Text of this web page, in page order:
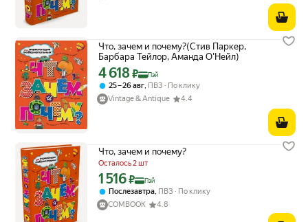
Что, зачем и почему?(Стив Паркер,
Барбара Тейлор, Аманда О'Нейл)
Цена с картой Яндекс Пэй 4618 ₽ вместо
4 618₽ Пэй
25 – 26 авг, ПВЗ
По клику
Vintage & Antique
4.4
Что, зачем и почему?
Осталось 2 шт
Цена с картой Яндекс Пэй 1516 ₽ вместо
1 516₽ Пэй
Послезавтра ПВЗ
По клику
COMBOOK
4.8